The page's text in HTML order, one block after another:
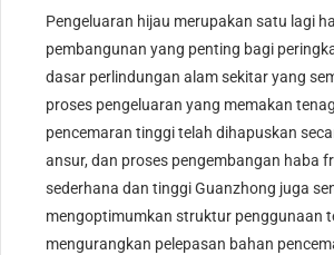
Pengeluaran hijau merupakan satu lagi
pembangunan yang penting bagi
dasar perlindungan alam sekitar yang
proses pengeluaran yang memakan
pencemaran tinggi telah dihapuskan
ansur, dan proses pengembangan haba
sederhana dan tinggi Guanzhong juga
mengoptimumkan struktur penggunaan
mengurangkan pelepasan bahan